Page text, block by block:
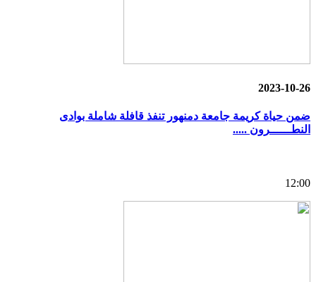
2023-10-26
ضمن حياة كريمة جامعة دمنهور تنفذ قافلة شاملة بوادى
النطــــــرون .....
12:00